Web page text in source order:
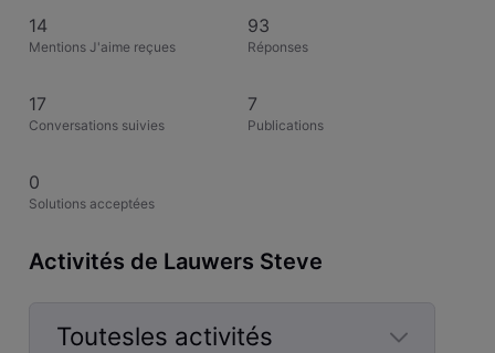
14
Mentions J'aime reçues
93
Réponses
17
Conversations suivies
7
Publications
0
Solutions acceptées
Activités de Lauwers Steve
Toutesles activités